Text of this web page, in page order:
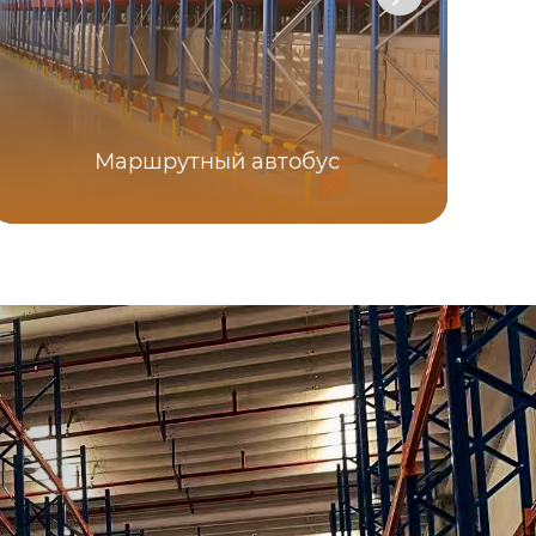
Маршрутный автобус